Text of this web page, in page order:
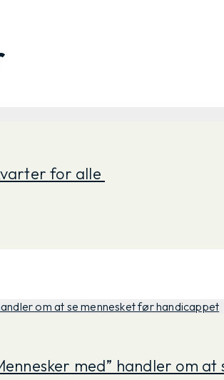
for alle
med” handler om